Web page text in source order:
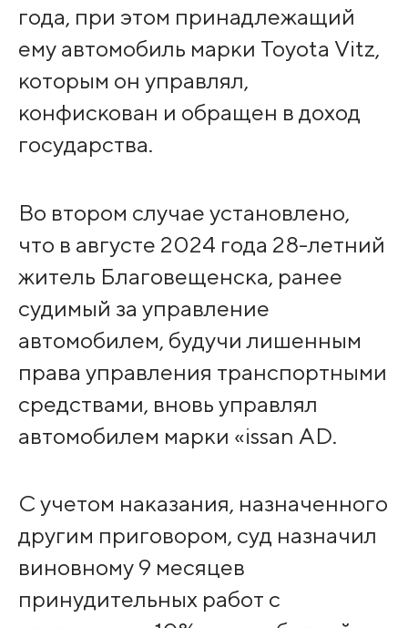
года, при этом принадлежащий
ему автомобиль марки Toyota Vitz,
которым он управлял,
конфискован и обращен в доход
государства.
Во втором случае установлено,
что в августе 2024 года 28-летний
житель Благовещенска, ранее
судимый за управление
автомобилем, будучи лишенным
права управления транспортными
средствами, вновь управлял
автомобилем марки «issan AD.
С учетом наказания, назначенного
другим приговором, суд назначил
виновному 9 месяцев
принудительных работ с